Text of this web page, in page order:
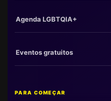
Agenda LGBTQIA+
Eventos gratuitos
PARA COMEÇAR